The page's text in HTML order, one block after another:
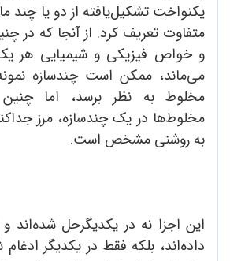
یکنواخت تشکیل‌یافته از دو یا چند
متفاوت تعریف کرد. از آنجا که در
و خواص فیزیکی و شیمیایی هر یک
می‌ماند، ممکن است چندسازه
مخلوط به نظر برسد، اما
مخلوط‌ها در یک چندسازه، مرز
به روشنی مشخص است.
این اجزا نه در یکدیگرحل شده‌اند
داده‌اند، بلکه فقط در یکدیگر ادغام